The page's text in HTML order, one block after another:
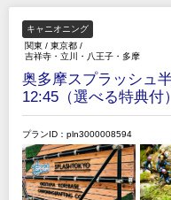
キャニオニング
関東 / 東京都 /
吉祥寺・立川・八王子・多摩
奥多摩スプラッシュ
12:45（選べる特典付）
プランID：pln3000008594